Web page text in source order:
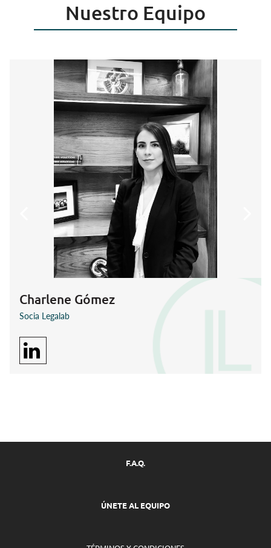
Nuestro Equipo
Charlene Gómez
Socia Legalab
F.A.Q.
ÚNETE AL EQUIPO